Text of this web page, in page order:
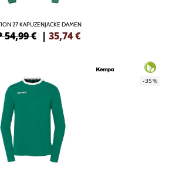
27 KAPUZENJACKE DAMEN
54,99 € | 35,74 €
-35%